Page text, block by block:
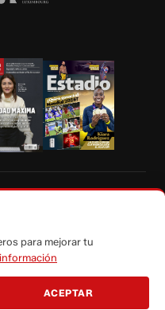
de Vistazo.com.
para mejorar tu
ACEPTAR